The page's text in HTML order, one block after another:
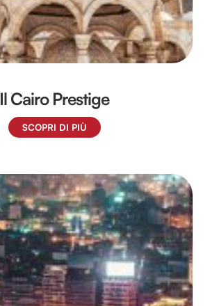
Il Cairo Prestige
SCOPRI DI PIÙ